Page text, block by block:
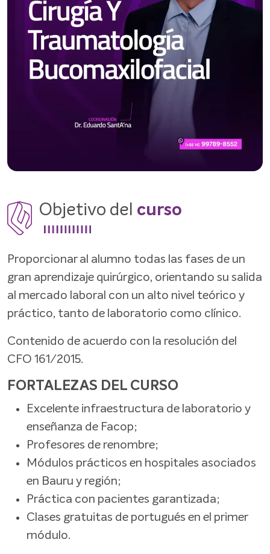
Objetivo del curso
Proporcionar al alumno todas las fases de un
gran aprendizaje quirúrgico, orientando su salida
al mercado laboral con un alto nivel teórico y
práctico, tanto de laboratorio como clínico.
Contenido de acuerdo con la resolución del
CFO 161/2015.
FORTALEZAS DEL CURSO
Excelente infraestructura de laboratorio y
enseñanza de Facop;
Profesores de renombre;
Módulos prácticos en hospitales asociados
en Bauru y región;
Práctica con pacientes garantizada;
Clases gratuitas de portugués en el primer
módulo.